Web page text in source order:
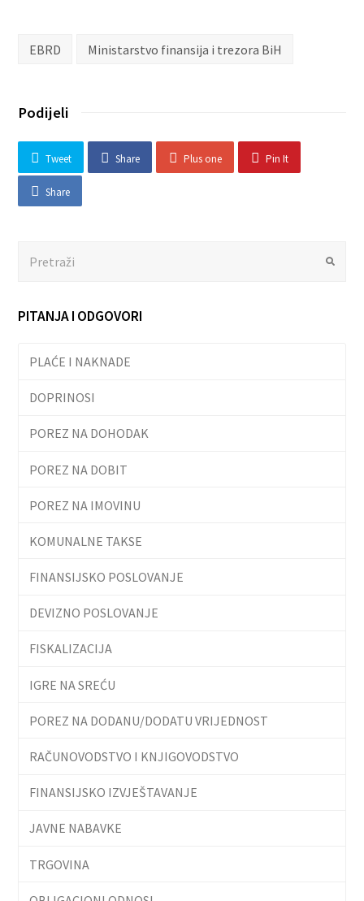
EBRD Ministarstvo finansija i trezora BiH
Podijeli
Tweet Share Plus one Pin It
Share
Submit
PITANJA I ODGOVORI
PLAĆE I NAKNADE
DOPRINOSI
POREZ NA DOHODAK
POREZ NA DOBIT
POREZ NA IMOVINU
KOMUNALNE TAKSE
FINANSIJSKO POSLOVANJE
DEVIZNO POSLOVANJE
FISKALIZACIJA
IGRE NA SREĆU
POREZ NA DODANU/DODATU VRIJEDNOST
RAČUNOVODSTVO I KNJIGOVODSTVO
FINANSIJSKO IZVJEŠTAVANJE
JAVNE NABAVKE
TRGOVINA